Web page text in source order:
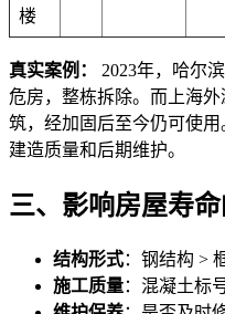
楼
真实案例：
2023年，哈尔
危房，整栋拆除。而上海
筑，经加固后至今仍可使用
建造质量和后期维护。
三、影响房屋寿
结构形式：钢结构 >
施工质量：混凝土标